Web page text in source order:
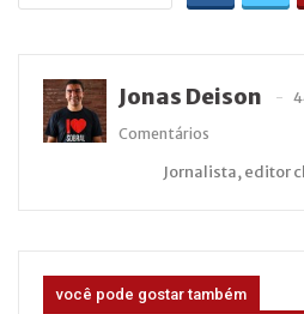
Jonas Deison
Comentários
Jornalista, editor
você pode gostar também